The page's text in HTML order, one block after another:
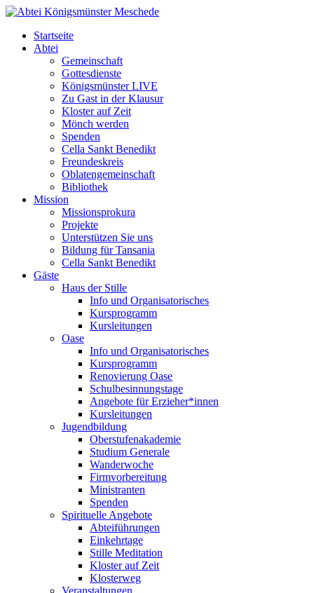
Startseite
Abtei
Gemeinschaft
Gottesdienste
Königsmünster LIVE
Zu Gast in der Klausur
Kloster auf Zeit
Mönch werden
Spenden
Cella Sankt Benedikt
Freundeskreis
Oblatengemeinschaft
Bibliothek
Mission
Missionsprokura
Projekte
Unterstützen Sie uns
Bildung für Tansania
Cella Sankt Benedikt
Gäste
Haus der Stille
Info und Organisatorisches
Kursprogramm
Kursleitungen
Oase
Info und Organisatorisches
Kursprogramm
Renovierung Oase
Schulbesinnungstage
Angebote für Erzieher*innen
Kursleitungen
Jugendbildung
Oberstufenakademie
Studium Generale
Wanderwoche
Firmvorbereitung
Ministranten
Spenden
Spirituelle Angebote
Abteiführungen
Einkehrtage
Stille Meditation
Kloster auf Zeit
Klosterweg
Veranstaltungen